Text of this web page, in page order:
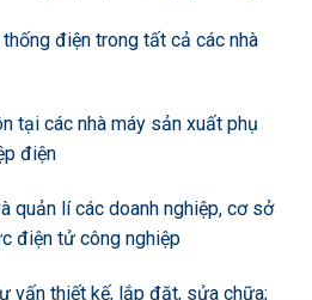
điện trong tất cả các nhà
tại các nhà máy sản xuất phụ
điện
quản lí các doanh nghiệp, cơ sở
điện tử công nghiệp
vấn thiết kế, lắp đặt, sửa chữa;